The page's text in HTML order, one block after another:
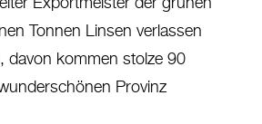
Exportmeister der grünen
Tonnen Linsen verlassen
davon kommen stolze 90
Provinz